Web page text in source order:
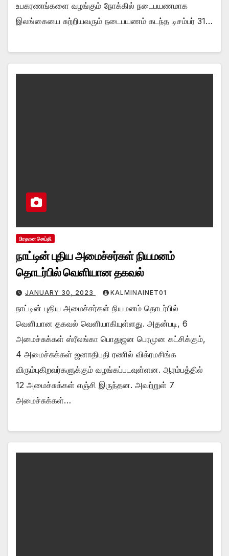
உபகரணங்களை வழங்கும் நோக்கில் நடைபயணமாக
இலங்கையை சுற்றியவரும் நடைபயணம் கடந்த டிசம்பர் 31…
பிரதான செய்தி
நாட்டின் புதிய அமைச்சர்கள் நியமனம்
தொடர்பில் வெளியான தகவல்
JANUARY 30, 2023 KALMINAINET01
நாட்டின் புதிய அமைச்சர்கள் நியமனம் தொடர்பில்
வெளியான தகவல் வெளியாகியுள்ளது. அதன்படி, 6
அமைச்சுக்கள் ஸ்ரீலங்கா பொதுஜன பெரமுன கட்சிக்கும்,
4 அமைச்சுக்கள் ஜனாதிபதி ரணில் விக்ரமசிங்க
விரும்புகிறவர்களுக்கும் வழங்கப்படவுள்ளன. ஆரம்பத்தில்
12 அமைச்சுக்கள் எஞ்சி இருந்தன. அவற்றுள் 7
அமைச்சுக்கள்…